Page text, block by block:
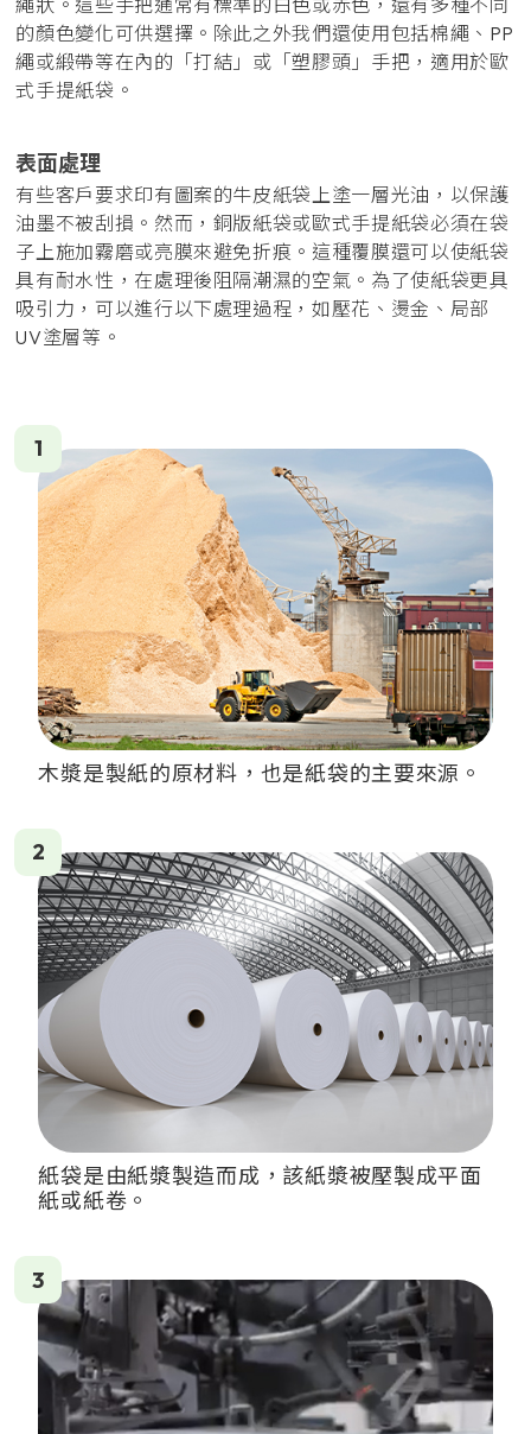
的顏色變化可供選擇。除此之外我們還使用包括棉繩、PP
繩或緞帶等在內的「打結」或「塑膠頭」手把，適用於歐
式手提紙袋。
表面處理
有些客戶要求印有圖案的牛皮紙袋上塗一層光油，以保護
油墨不被刮損。然而，銅版紙袋或歐式手提紙袋必須在袋
子上施加霧磨或亮膜來避免折痕。這種覆膜還可以使紙袋
具有耐水性，在處理後阻隔潮濕的空氣。為了使紙袋更具
吸引力，可以進行以下處理過程，如壓花、燙金、局部
UV塗層等。
1
木漿是製紙的原材料，也是紙袋的主要來源。
2
紙袋是由紙漿製造而成，該紙漿被壓製成平面
紙或紙卷。
3